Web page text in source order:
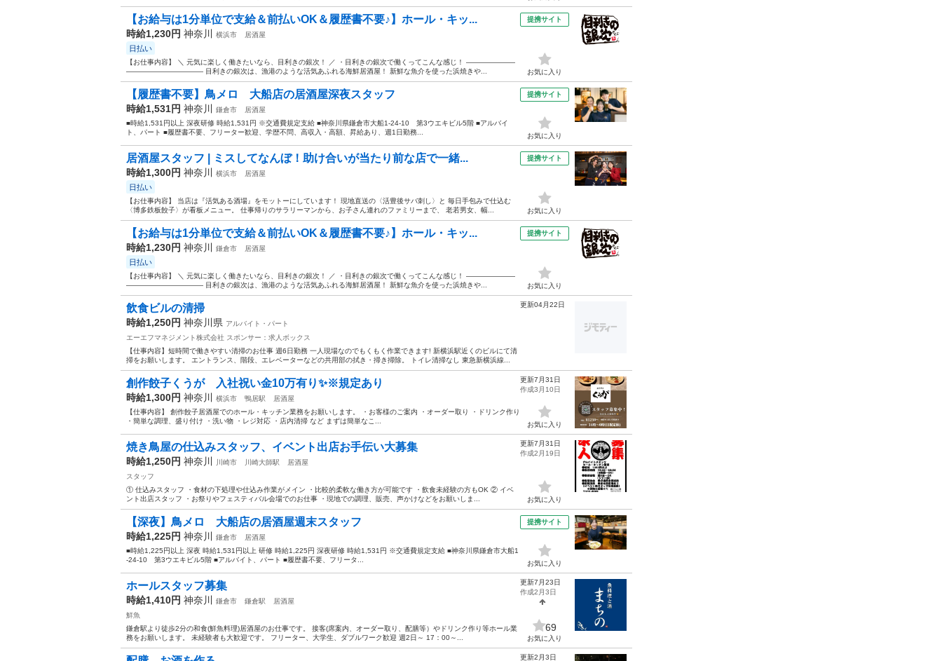
【お給与は1分単位で支給＆前払いOK＆履歴書不要♪】ホール・キッ...
時給1,230円 神奈川 横浜市 居酒屋
日払い
【お仕事内容】 ＼ 元気に楽しく働きたいなら、目利きの銀次！ ／ ・目利きの銀次で働くってこんな感じ！ ―――――――
――――――――――― 目利きの銀次は、漁港のような活気あふれる海鮮居酒屋！ 新鮮な魚介を使った浜焼きや...
提携サイト
お気に入り
【履歴書不要】鳥メロ 大船店の居酒屋深夜スタッフ
時給1,531円 神奈川 鎌倉市
居酒屋
■時給1,531円以上 深夜研修 時給1,531円 ※交通費規定支給 ■神奈川県鎌倉市大船1-24-10 第3ウエキビル5階 ■アルバイ
ト、パート ■履歴書不要、フリーター歓迎、学歴不問、高収入・高額、昇給あり、週1日勤務...
提携サイト
お気に入り
居酒屋スタッフ | ミスしてなんぼ！助け合いが当たり前な店で一緒...
時給1,300円 神奈川 横浜市 居酒屋
日払い
【お仕事内容】 当店は『活気ある酒場』をモットーにしています！ 現地直送の〈活豊後サバ刺し〉と 毎日手包みで仕込む
〈博多鉄板餃子〉が看板メニュー。 仕事帰りのサラリーマンから、お子さん連れのファミリーまで、 老若男女、幅...
提携サイト
お気に入り
【お給与は1分単位で支給＆前払いOK＆履歴書不要♪】ホール・キッ...
時給1,230円 神奈川 鎌倉市 居酒屋
日払い
【お仕事内容】 ＼ 元気に楽しく働きたいなら、目利きの銀次！ ／ ・目利きの銀次で働くってこんな感じ！ ―――――――
――――――――――― 目利きの銀次は、漁港のような活気あふれる海鮮居酒屋！ 新鮮な魚介を使った浜焼きや...
提携サイト
お気に入り
飲食ビルの清掃
時給1,250円 神奈川県 アルバイト・パート
エーエフマネジメント株式会社 スポンサー：求人ボックス
【仕事内容】短時間で働きやすい清掃のお仕事 週6日勤務 一人現場なのでもくもく作業できます! 新横浜駅近くのビルにて清
掃をお願いします。 エントランス、階段、エレベーターなどの共用部の拭き・掃き掃除。 トイレ清掃なし 東急新横浜線...
更新04月22日
創作餃子くうが 入社祝い金10万有り✨※規定あり
時給1,300円 神奈川 横浜市 鴨居駅
居酒屋
【仕事内容】 創作餃子居酒屋でのホール・キッチン業務をお願いします。 ・お客様のご案内 ・オーダー取り ・ドリンク作り
・簡単な調理、盛り付け ・洗い物 ・レジ対応 ・店内清掃 など まずは簡単なこ...
更新7月31日
作成3月10日
お気に入り
焼き鳥屋の仕込みスタッフ、イベント出店お手伝い大募集
時給1,250円 神奈川 川崎市 川崎大師駅
居酒屋
スタッフ
① 仕込みスタッフ ・食材の下処理や仕込み作業がメイン ・比較的柔軟な働き方が可能です ・飲食未経験の方もOK ② イベ
ント出店スタッフ ・お祭りやフェスティバル会場でのお仕事 ・現地での調理、販売、声かけなどをお願いしま...
更新7月31日
作成2月19日
お気に入り
【深夜】鳥メロ 大船店の居酒屋週末スタッフ
時給1,225円 神奈川 鎌倉市
居酒屋
■時給1,225円以上 深夜 時給1,531円以上 研修 時給1,225円 深夜研修 時給1,531円 ※交通費規定支給 ■神奈川県鎌倉市大船1
-24-10 第3ウエキビル5階 ■アルバイト、パート ■履歴書不要、フリータ...
提携サイト
お気に入り
ホールスタッフ募集
時給1,410円 神奈川 鎌倉市 鎌倉駅
居酒屋
鮮魚
鎌倉駅より徒歩2分の和食(鮮魚料理)居酒屋のお仕事です。 接客(席案内、オーダー取り、配膳等）やドリンク作り等ホール業
務をお願いします。 未経験者も大歓迎です。 フリーター、大学生、ダブルワーク歓迎 週2日～ 17：00～...
更新7月23日
作成2月3日
69
お気に入り
更新2月3日